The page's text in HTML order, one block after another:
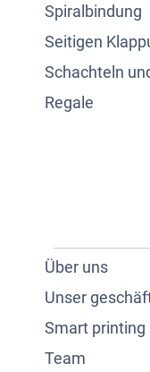
Spiralbindung
Seitigen
Schachteln
Regale
Über uns
Unser
Smart printing
Team